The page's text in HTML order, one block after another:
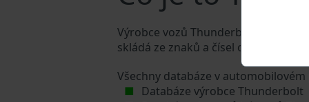
Výrobce vozů Thunderbolt přiděluje
skládá ze znaků a čísel o celkové
Všechny databáze v
Databáze výrobce Thunderbolt